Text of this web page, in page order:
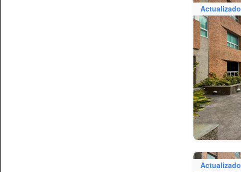
Actualizado
Actualizado